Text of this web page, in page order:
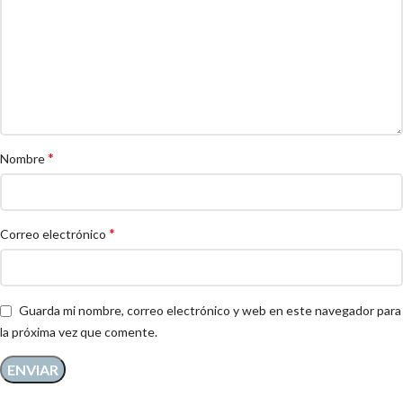
Nombre*
Correo electrónico *
Guarda mi nombre, correo electrónico y web en este navegador para
la próxima vez que comente.